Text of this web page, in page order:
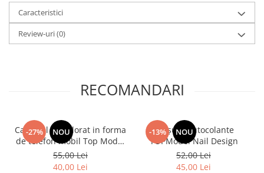
Caracteristici
Review-uri(0)
RECOMANDARI
-27% NOU
Carnetel de colorat in forma
de telefon mobil Top Model
cu muzica 13.8x7 cm
Depesche 12903
55,00 Lei
40,00 Lei
-13% NOU
Broșură autocolante
TOPModel Nail Design
52,00 Lei
45,00 Lei